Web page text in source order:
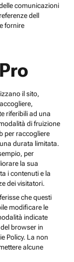
comunicazioni
dell
fornire
il sito,
riferibili ad una
di fruizione
per raccogliere
durata limitata.
per
la sua
i contenuti e la
dei visitatori.
che questi
modificare le
indicate
browser in
Policy. La non
alcune